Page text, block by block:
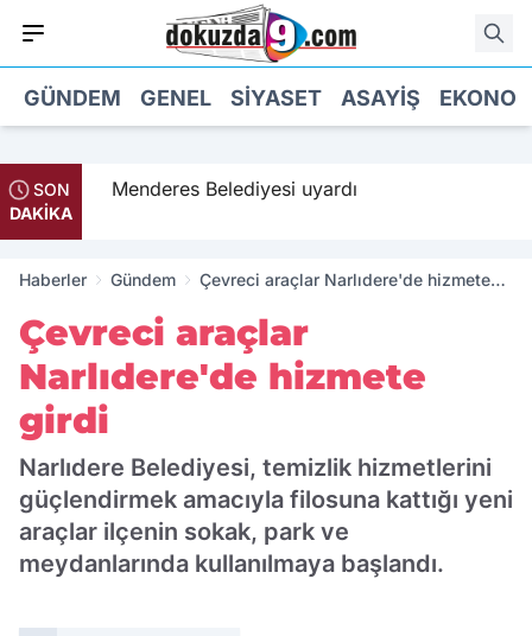
GÜNDEM GENEL SIYASET ASAYIŞ
SON
DAKİKA
geldi Menderes Belediyesi uyardı
Haberler Gündem
Çevreci araçlar Narlıdere'de hizmete
Çevreci araçlar
Narlıdere'de hizmete
girdi
Narlıdere Belediyesi, temizlik hizmetlerini
güçlendirmek amacıyla filosuna kattığı yeni
araçlar ilçenin sokak, park ve
meydanlarında kullanılmaya başlandı.